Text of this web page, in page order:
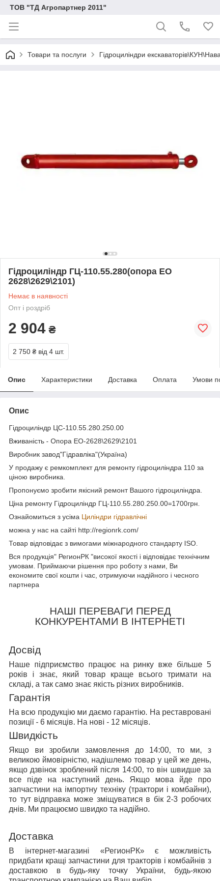
ТОВ "ТД Агропартнер 2011"
Товари та послуги Гідроциліндри
Гідроциліндр ГЦ-110.55.280(опора ЕО
2628\2629\2101)
Немає в наявності
Опт і роздріб
2 904 ₴
2 750 ₴ від 4 шт.
Опис Характеристики Доставка Оплата Умови
Опис
Гідроциліндр ЦС-110.55.280.250.00
Вживаність - Опора ЕО-2628\2629\2101
Виробник завод"Гідравліка"(Україна)
У продажу є ремкомплект для ремонту гідроциліндра 110 за
ціною виробника.
Пропонуємо зробити якісний ремонт Вашого гідроциліндра.
Ціна ремонту Гідроциліндр ГЦ-110.55.280.250.00=1700грн.
Ознайомиться з усіма Циліндри гідравлічні
можна у нас на сайті http://regionrk.com/
Товар відповідає з вимогами міжнародного стандарту ISO.
Вся продукція" РегионРК "високої якості і відповідає технічним
умовам. Приймаючи рішення про роботу з нами, Ви
економите свої кошти і час, отримуючи надійного і чесного
партнера
НАШІ ПЕРЕВАГИ ПЕРЕД
КОНКУРЕНТАМИ В ІНТЕРНЕТІ
Досвід
Наше підприємство працює на ринку вже більше 5
років і знає, який товар краще всього тримати на
складі, а так само знає якість різних виробників.
Гарантія
На всю продукцію ми даємо гарантію. На реставровані
позиції - 6 місяців. На нові - 12 місяців.
Швидкість
Якщо ви зробили замовлення до 14:00, то ми, з
великою ймовірністю, надішлемо товар у цей же день,
якщо дзвінок зроблений після 14:00, то він швидше за
все піде на наступний день. Якщо мова йде про
запчастини на імпортну техніку (трактори і комбайни),
то тут відправка може зміщуватися в бік 2-3 робочих
днів. Ми працюємо швидко та надійно.
Доставка
В інтернет-магазині «РегионРК» є можливість
придбати кращі запчастини для тракторів і комбайнів з
доставкою в будь-яку точку України, будь-якою